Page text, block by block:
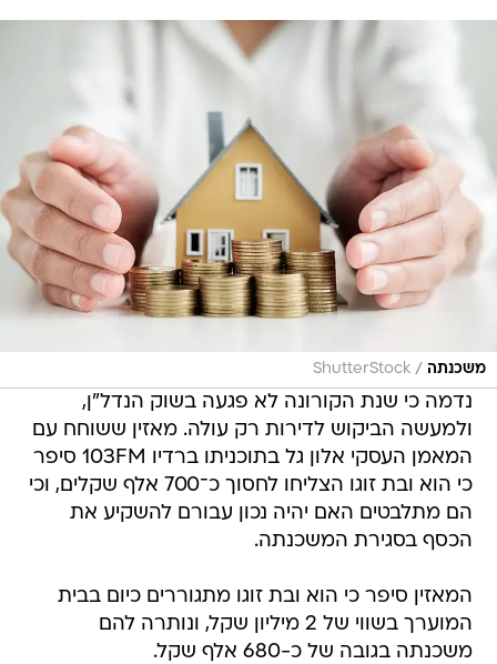
משכנתה /
ShutterStock
נדמה כי שנת הקורונה לא פגעה בשוק הנדל"ן,
ולמעשה הביקוש לדירות רק עולה. מאזין ששוחח עם
המאמן העסקי אלון גל בתוכניתו ברדיו 103FM סיפר
כי הוא ובת זוגו הצליחו לחסוך כ־700 אלף שקלים, וכי
הם מתלבטים האם יהיה נכון עבורם להשקיע את
הכסף בסגירת המשכנתה.
המאזין סיפר כי הוא ובת זוגו מתגוררים כיום בבית
המוערך בשווי של 2 מיליון שקל, ונותרה להם
משכנתה בגובה של כ-680 אלף שקל.